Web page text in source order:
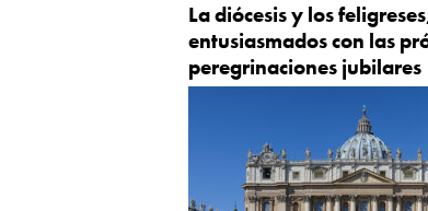
La diócesis y los
entusiasmados con las
peregrinaciones jubilares